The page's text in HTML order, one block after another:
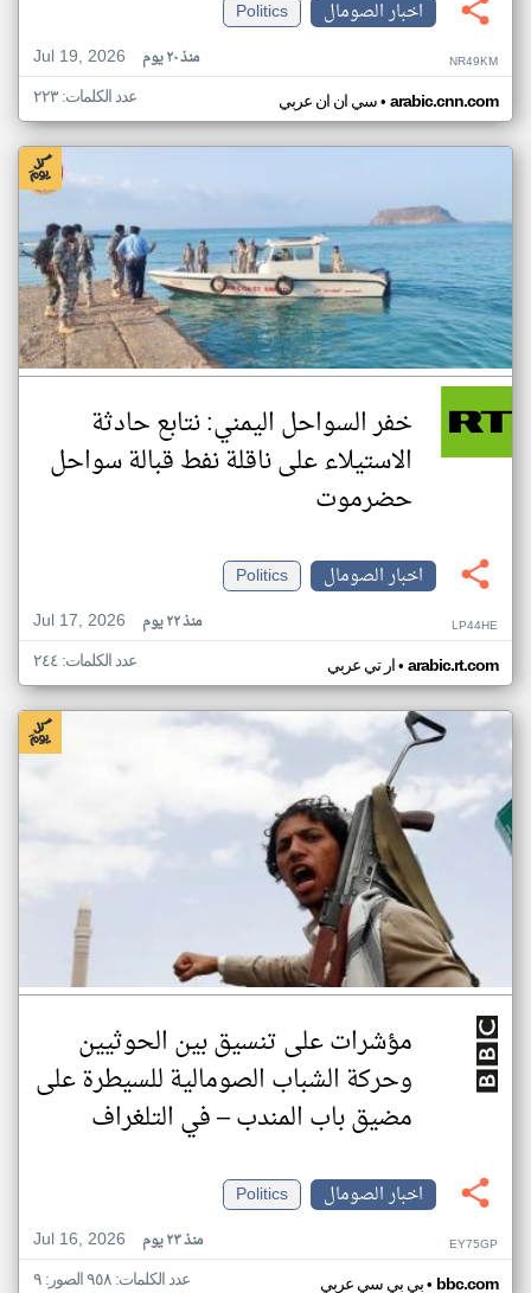
اخبار الصومال
Politics
Jul 19, 2026
منذ ٢٠ يوم NR49KM
سي ان ان عربي• arabic.cnn.com عدد الكلمات: ٢٢٣
خفر السواحل اليمني: نتابع حادثة
الاستيلاء على ناقلة نفط قبالة سواحل
حضرموت
اخبار الصومال
Politics
Jul 17, 2026
منذ ٢٢ يوم LP44HE
ار تي عربي• arabic.rt.com عدد الكلمات: ٢٤٤
مؤشرات على تنسيق بين الحوثيين
وحركة الشباب الصومالية للسيطرة على
مضيق باب المندب – في التلغراف
اخبار الصومال
Politics
Jul 16, 2026
منذ ٢٣ يوم EY75GP
بي بي سي عربي• bbc.com عدد الكلمات: ٩٥٨ الصور: ٩